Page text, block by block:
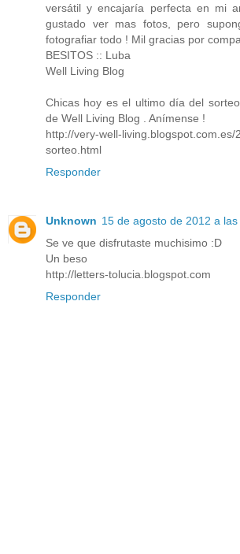
versátil y encajaría perfecta en mi
gustado ver mas fotos, pero
fotografiar todo ! Mil gracias por
BESITOS :: Luba
Well Living Blog
Chicas hoy es el ultimo día del
de Well Living Blog . Anímense !
http://very-well-living.blogspot.com.es/
sorteo.html
Responder
Unknown 15 de agosto de 2012 a las
Se ve que disfrutaste muchisimo :D
Un beso
http://letters-tolucia.blogspot.com
Responder